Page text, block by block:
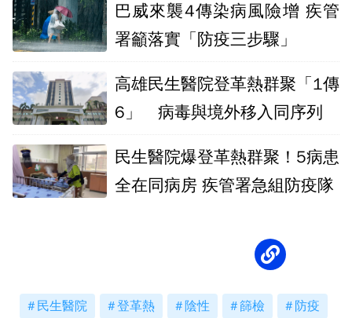
巴威來襲4傳染病風險增 疾管
署籲落實「防疫三步驟」
高雄民生醫院登革熱群聚「1傳
6」 病毒與境外移入同序列
民生醫院爆登革熱群聚！5病患
全在同病房 疾管署急組防疫隊
民生醫院 登革熱 陰性 篩檢 防疫